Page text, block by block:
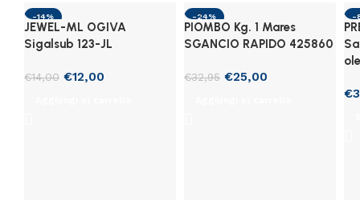
-14%
JEWEL-ML OGIVA
Sigalsub 123-JL
€14,00 €12,00
-24%
PIOMBO Kg. 1 Mares
SGANCIO RAPIDO 425860
€32,95 €25,00
-
€